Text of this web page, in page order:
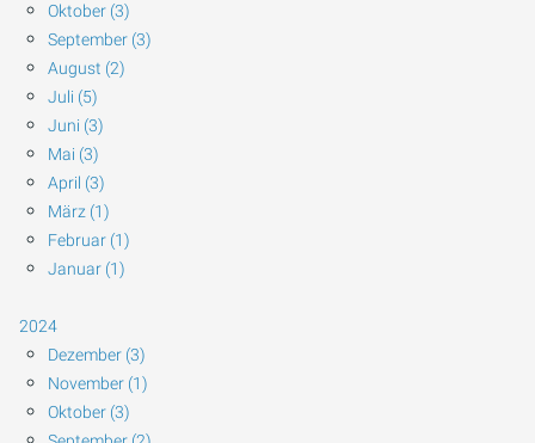
Oktober (3)
September (3)
August (2)
Juli (5)
Juni (3)
Mai (3)
April (3)
März (1)
Februar (1)
Januar (1)
2024
Dezember (3)
November (1)
Oktober (3)